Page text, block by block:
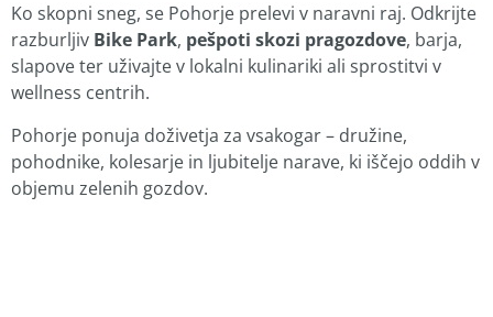
Ko skopni sneg, se Pohorje prelevi v naravni raj. Odkrijte
razburljiv Bike Park, pešpoti skozi pragozdove, barja,
slapove ter uživajte v lokalni kulinariki ali sprostitvi v
wellness centrih.
Pohorje ponuja doživetja za vsakogar – družine,
pohodnike, kolesarje in ljubitelje narave, ki iščejo oddih v
objemu zelenih gozdov.